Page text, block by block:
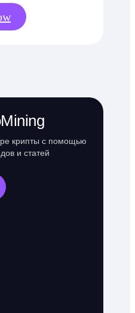
крипты с помощью
и статей